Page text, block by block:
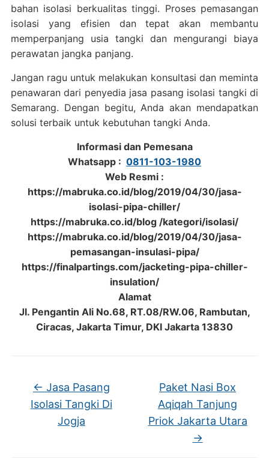
bahan isolasi berkualitas tinggi. Proses pemasangan
isolasi yang efisien dan tepat akan membantu
memperpanjang usia tangki dan mengurangi biaya
perawatan jangka panjang.
Jangan ragu untuk melakukan konsultasi dan meminta
penawaran dari penyedia jasa pasang isolasi tangki di
Semarang. Dengan begitu, Anda akan mendapatkan
solusi terbaik untuk kebutuhan tangki Anda.
Informasi dan Pemesana
Whatsapp : 0811-103-1980
Web Resmi :
https://mabruka.co.id/blog/2019/04/30/jasa-
isolasi-pipa-chiller/
https://mabruka.co.id/blog /kategori/isolasi/
https://mabruka.co.id/blog/2019/04/30/jasa-
pemasangan-insulasi-pipa/
https://finalpartings.com/jacketing-pipa-chiller-
insulation/
Alamat
Jl. Pengantin Ali No.68, RT.08/RW.06, Rambutan,
Ciracas, Jakarta Timur, DKI Jakarta 13830
← Jasa Pasang
Isolasi Tangki Di
Jogja
Paket Nasi Box
Aqiqah Tanjung
Priok Jakarta Utara
→